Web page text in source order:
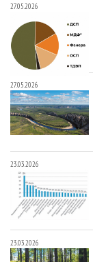
27.05.2026
27.05.2026
23.03.2026
23.03.2026